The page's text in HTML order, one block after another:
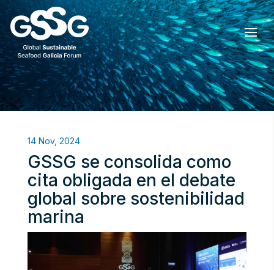
14 Nov, 2024
GSSG se consolida como
cita obligada en el debate
global sobre sostenibilidad
marina